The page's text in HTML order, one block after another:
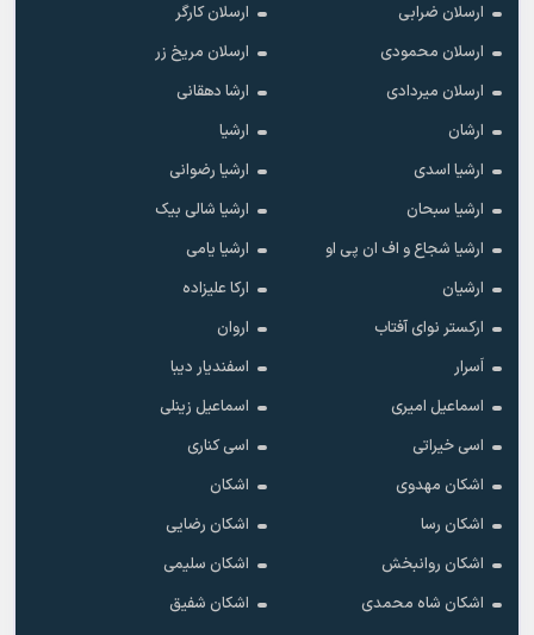
ارسلان ضرابی
ارسلان کارگر
ارسلان محمودی
ارسلان مریخ زر
ارسلان میردادی
ارشا دهقانی
ارشان
ارشیا
ارشیا اسدی
ارشیا رضوانی
ارشیا سبحان
ارشیا شالی بیک
ارشیا شجاع و اف ان پی او
ارشیا یامی
ارشیان
ارکا علیزاده
ارکستر نوای آفتاب
اروان
اَسرار
اسفندیار دیبا
اسماعیل امیری
اسماعیل زینلی
اسی خیراتی
اسی کناری
اشکان مهدوى
اشکان
اشکان رسا
اشکان رضایی
اشکان روانبخش
اشکان سلیمی
اشکان شاه محمدی
اشکان شفیق